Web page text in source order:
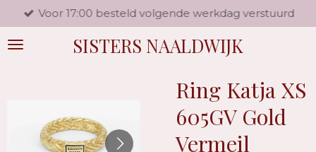
direct
naar
SISTERS NAALDWIJK
Voor 17:00 besteld volgende werkdag verstuurd
Ring Katja XS
605GV Gold
Vermeil